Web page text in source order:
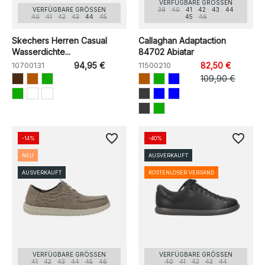
VERFÜGBARE GRÖSSEN
40
41 42 43 44 45
Skechers Herren Casual
Wasserdichte...
10700131 94,95 €
VERFÜGBARE GRÖSSEN
39
40 41 42 43
44
45
46
Callaghan Adaptaction
84702 Abiatar
11500210
82,50 €
109,90 €
VERFÜGBARE GRÖSSEN
41
42 43 44 45 46
-14%
NEU
AUSVERKAUFT
favorite_border
VERFÜGBARE GRÖSSEN
40
41 42 43 44
-40%
AUSVERKAUFT
KOSTENLOSER VERSAND
favorite_border